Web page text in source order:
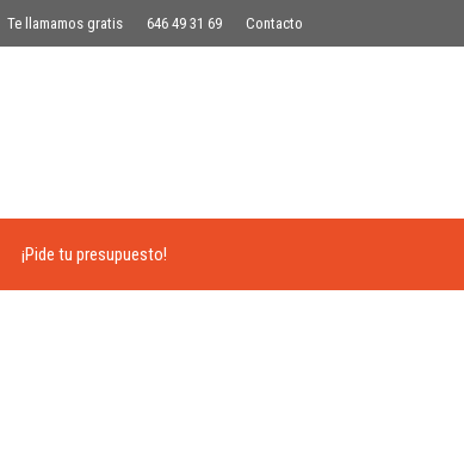
Te llamamos gratis 646 49 31 69 Contacto
¡Pide tu presupuesto!